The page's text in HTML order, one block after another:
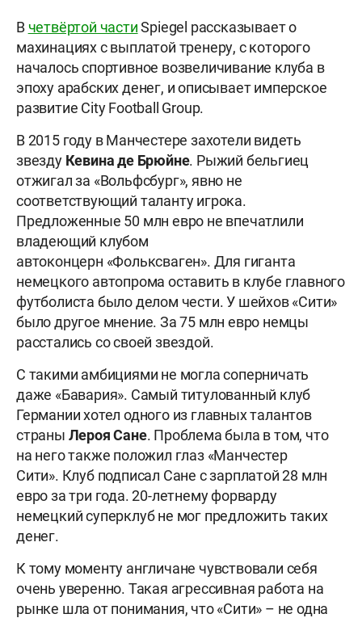
Вчетвёртой частиSpiegel рассказывает о
махинациях с выплатой тренеру, с которого
началось спортивное возвеличивание клуба в
эпоху арабских денег, и описывает имперское
развитие City Football Group.
В 2015 году в Манчестере захотели видеть
звезду Кевина де Брюйне. Рыжий бельгиец
отжигал за «Вольфсбург», явно не
соответствующий таланту игрока.
Предложенные 50 млн евро не впечатлили
владеющий клубом
автоконцерн «Фольксваген». Для гиганта
немецкого автопрома оставить в клубе главного
футболиста было делом чести. У шейхов «Сити»
было другое мнение. За 75 млн евро немцы
расстались со своей звездой.
С такими амбициями не могла соперничать
даже «Бавария». Самый титулованный клуб
Германии хотел одного из главных талантов
страны Лероя Сане. Проблема была в том, что
на него также положил глаз «Манчестер
Сити». Клуб подписал Сане с зарплатой 28 млн
евро за три года. 20-летнему форварду
немецкий суперклуб не мог предложить таких
денег.
К тому моменту англичане чувствовали себя
очень уверенно. Такая агрессивная работа на
рынке шла от понимания, что «Сити» – не одна